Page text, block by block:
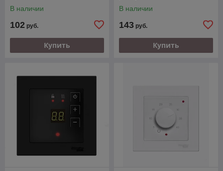
В наличии
102 руб.
Купить
В наличии
143 руб.
Купить